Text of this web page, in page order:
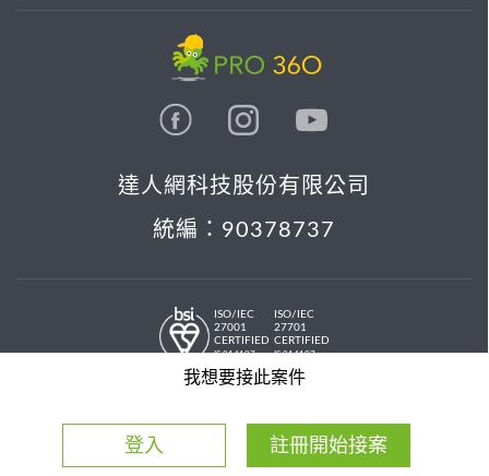
我想要接此案件
登入 註冊開始接案
達人網科技股份有限公司
統編：90378737
ISO/IEC
27001
CERTIFIED
IS 814197
ISO/IEC
27701
CERTIFIED
IS 814197
© 2026 PRO36O. All rights reserved.